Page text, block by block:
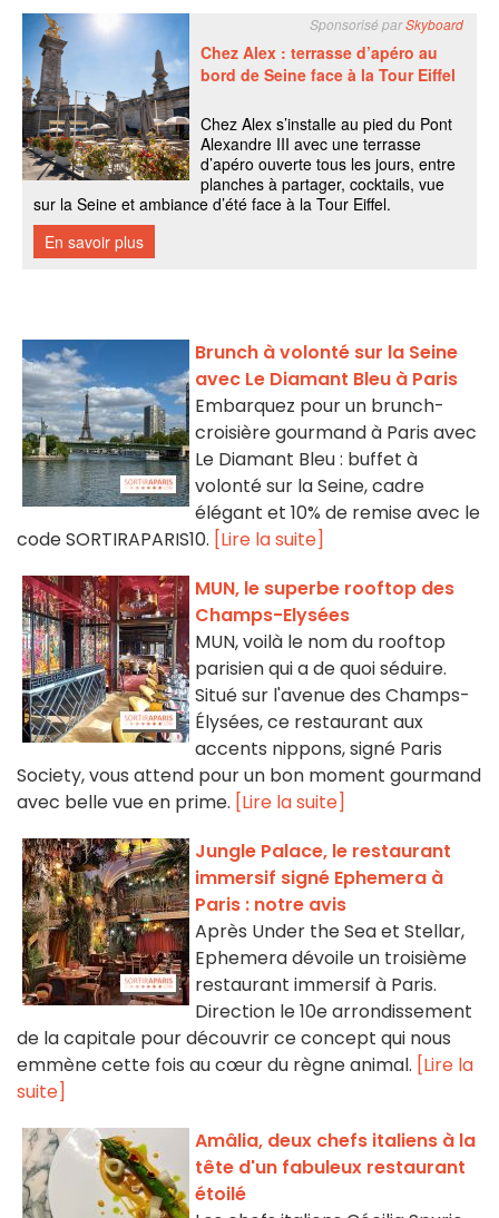
Brunch à volonté sur la Seine
avec Le Diamant Bleu à Paris
Embarquez pour un brunch-
croisière gourmand à Paris avec
Le Diamant Bleu : buffet à
volonté sur la Seine, cadre
élégant et 10% de remise avec le
code SORTIRAPARIS10. [Lire la suite]
MUN, le superbe rooftop des
Champs-Elysées
MUN, voilà le nom du rooftop
parisien qui a de quoi séduire.
Situé sur l'avenue des Champs-
Élysées, ce restaurant aux
accents nippons, signé Paris
Society, vous attend pour un bon moment gourmand
avec belle vue en prime. [Lire la suite]
Jungle Palace, le restaurant
immersif signé Ephemera à
Paris : notre avis
Après Under the Sea et Stellar,
Ephemera dévoile un troisième
restaurant immersif à Paris.
Direction le 10e arrondissement
de la capitale pour découvrir ce concept qui nous
emmène cette fois au cœur du règne animal. [Lire la
suite]
Amâlia, deux chefs italiens à la
tête d'un fabuleux restaurant
étoilé